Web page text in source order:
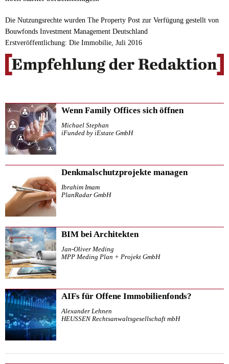
Die Nutzungsrechte wurden The Property Post zur Verfügung gestellt von
Bouwfonds Investment Management Deutschland
Erstveröffentlichung: Die Immobilie, Juli 2016
Wenn Family Offices sich öffnen
Michael Stephan
iFunded by iEstate GmbH
Denkmalschutzprojekte managen
Ibrahim Imam
PlanRadar GmbH
BIM bei Architekten
Jan-Oliver Meding
MPP Meding Plan + Projekt GmbH
AIFs für Offene Immobilienfonds?
Alexander Lehnen
HEUSSEN Rechtsanwaltsgesellschaft mbH